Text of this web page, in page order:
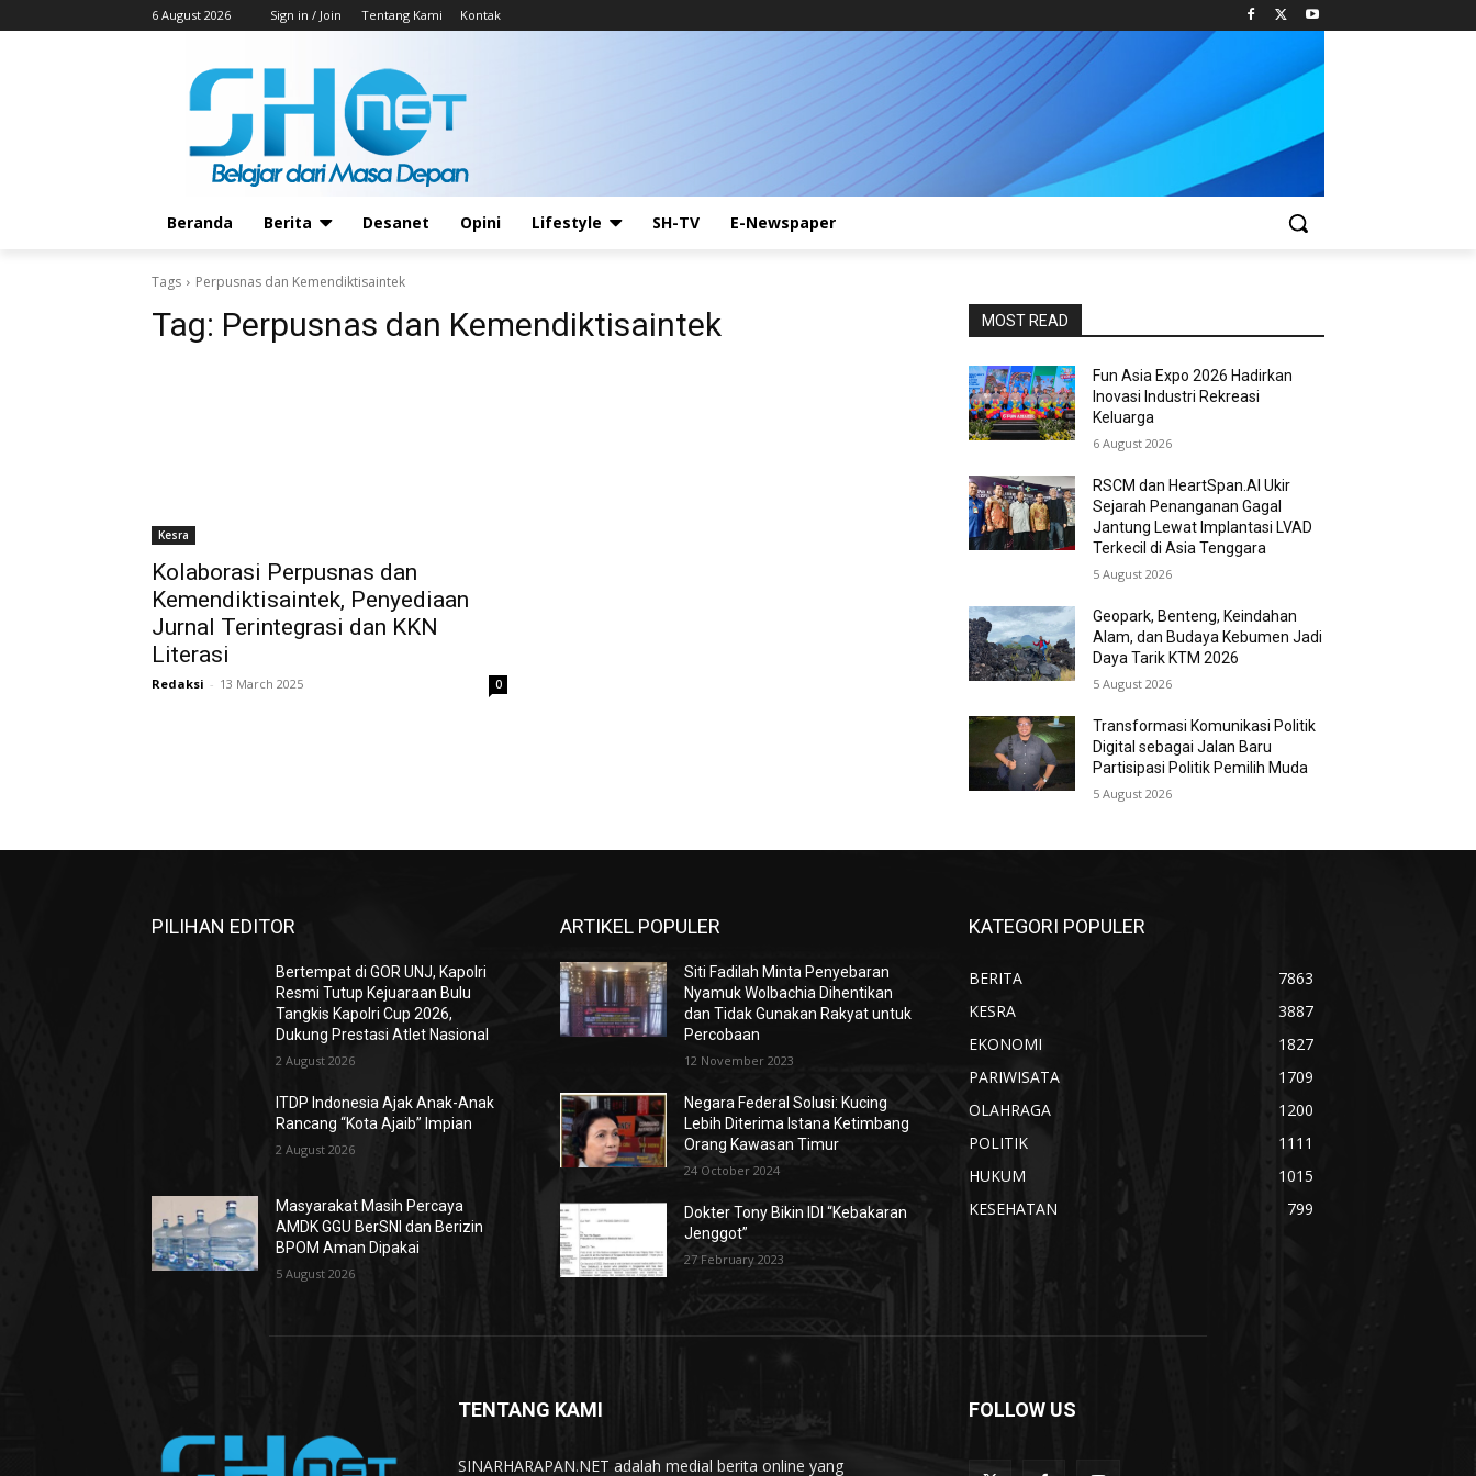
6 August 2026 Sign in / Join Tentang Kami Kontak
Beranda Berita Desanet Opini Lifestyle SH-TV E-Newspaper
Tags Perpusnas dan Kemendiktisaintek
Tag: Perpusnas dan Kemendiktisaintek
Kesra
Kolaborasi Perpusnas dan
Kemendiktisaintek, Penyediaan
Jurnal Terintegrasi dan KKN
Literasi
Redaksi - 13 March 2025 0
MOST READ
Fun Asia Expo 2026 Hadirkan
Inovasi Industri Rekreasi
Keluarga
6 August 2026
RSCM dan HeartSpan.AI Ukir
Sejarah Penanganan Gagal
Jantung Lewat Implantasi LVAD
Terkecil di Asia Tenggara
5 August 2026
Geopark, Benteng, Keindahan
Alam, dan Budaya Kebumen Jadi
Daya Tarik KTM 2026
5 August 2026
Transformasi Komunikasi Politik
Digital sebagai Jalan Baru
Partisipasi Politik Pemilih Muda
5 August 2026
PILIHAN EDITOR
Bertempat di GOR UNJ, Kapolri
Resmi Tutup Kejuaraan Bulu
Tangkis Kapolri Cup 2026,
Dukung Prestasi Atlet Nasional
2 August 2026
ITDP Indonesia Ajak Anak-Anak
Rancang “Kota Ajaib” Impian
2 August 2026
Masyarakat Masih Percaya
AMDK GGU BerSNI dan Berizin
BPOM Aman Dipakai
5 August 2026
ARTIKEL POPULER
Siti Fadilah Minta Penyebaran
Nyamuk Wolbachia Dihentikan
dan Tidak Gunakan Rakyat untuk
Percobaan
12 November 2023
Negara Federal Solusi: Kucing
Lebih Diterima Istana Ketimbang
Orang Kawasan Timur
24 October 2024
Dokter Tony Bikin IDI “Kebakaran
Jenggot”
27 February 2023
KATEGORI POPULER
BERITA
7863
KESRA
3887
EKONOMI
1827
PARIWISATA
1709
OLAHRAGA
1200
POLITIK
1111
HUKUM
1015
KESEHATAN
799
TENTANG KAMI
SINARHARAPAN.NET adalah medial berita online yang
FOLLOW US